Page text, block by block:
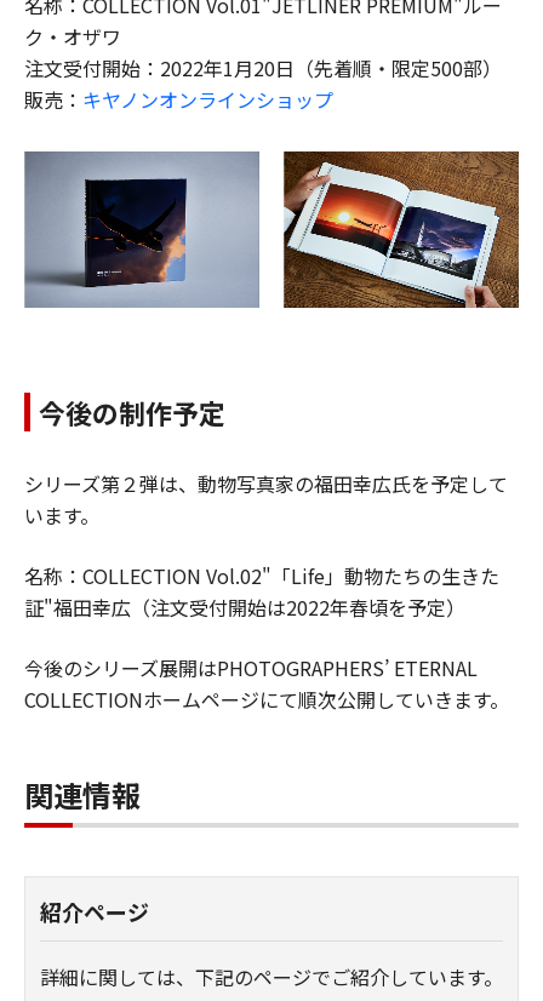
ク・オザワ
注文受付開始：2022年1月20日（先着順・限定500部）
販売： キヤノンオンラインショップ
今後の制作予定
シリーズ第２弾は、動物写真家の福田幸広氏を予定して
います。
名称：COLLECTION Vol.02"「Life」動物たちの生きた
証"福田幸広（注文受付開始は2022年春頃を予定）
今後のシリーズ展開はPHOTOGRAPHERS’ ETERNAL
COLLECTIONホームページにて順次公開していきます。
関連情報
紹介ページ
詳細に関しては、下記のページでご紹介しています。